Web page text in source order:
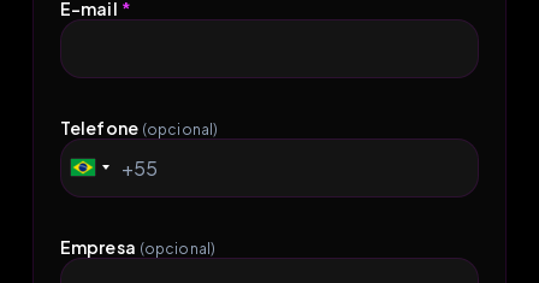
E-mail *
Telefone (opcional)
Brazil
+55
+55
Empresa (opcional)